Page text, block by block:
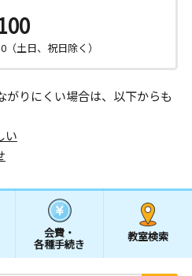
（土日、祝日除く）
がりにくい場合は、以下からも
い
会費・
各種手続き
教室検索